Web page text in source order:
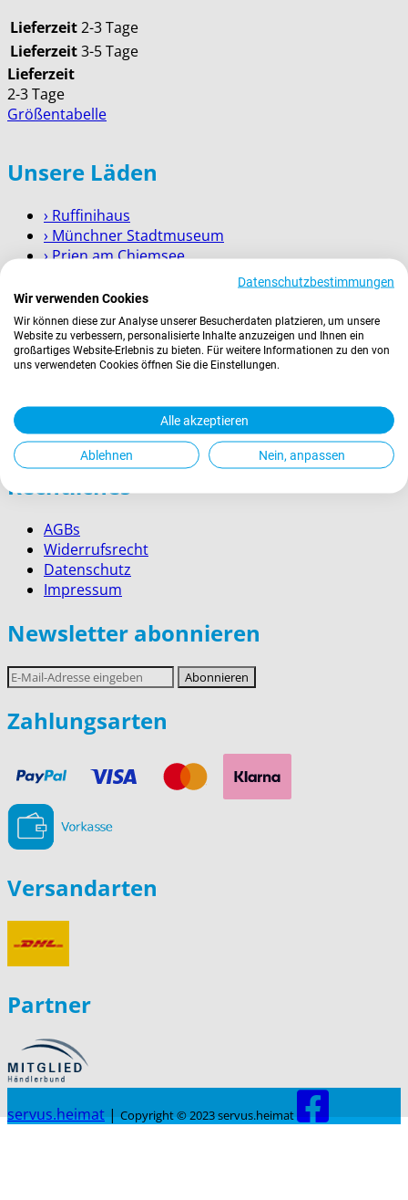
Lieferzeit2-3 Tage
Lieferzeit3-5 Tage
Lieferzeit
2-3 Tage
Größentabelle
Unsere Läden
› Ruffinihaus
› Münchner Stadtmuseum
› Prien am Chiemsee
› Berchtesgaden
Wissenswertes
Versand
Service für Firmenkunden
Rechtliches
AGBs
Widerrufsrecht
Datenschutz
Impressum
Newsletter abonnieren
E-
Mail-
Adresse
Abonnieren
Zahlungsarten
Versandarten
Partner
servus.heimat | Copyright © 2023 servus.heimat
Datenschutzbestimmungen
Wir verwenden Cookies
Wir können diese zur Analyse unserer Besucherdaten platzieren, um unsere
Website zu verbessern, personalisierte Inhalte anzuzeigen und Ihnen ein
großartiges Website-Erlebnis zu bieten. Für weitere Informationen zu den von
uns verwendeten Cookies öffnen Sie die Einstellungen.
Alle akzeptieren
Ablehnen Nein, anpassen